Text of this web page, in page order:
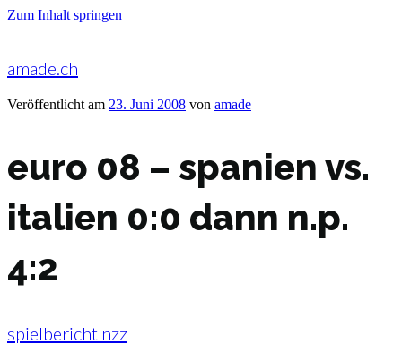
Zum Inhalt springen
amade.ch
Veröffentlicht am 23. Juni 2008 von amade
euro 08 – spanien vs.
italien 0:0 dann n.p.
4:2
spielbericht nzz